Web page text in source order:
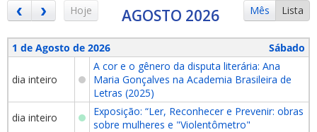
Hoje Mês Lista
AGOSTO 2026
1 de Agosto de 2026 Sábado
dia inteiro
A cor e o gênero da disputa literária: Ana
Maria Gonçalves na Academia Brasileira de
Letras (2025)
dia inteiro
Exposição: “Ler, Reconhecer e Prevenir: obras
sobre mulheres e "Violentômetro"